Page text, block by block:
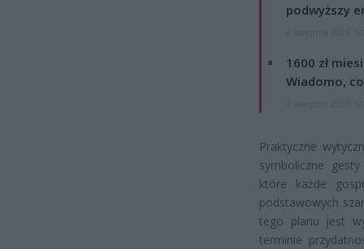
podwyższy
1600 zł
Wiadomo,
Praktyczne
symboliczne
które każde
podstawowych
tego planu jest
terminie